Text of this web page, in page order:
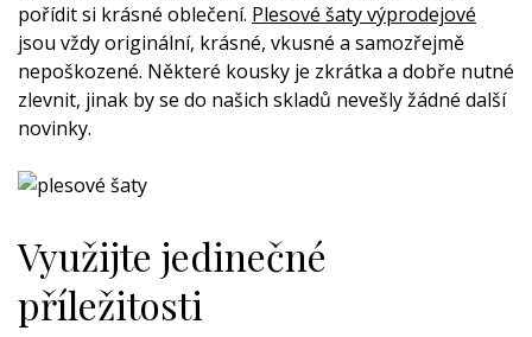
pořídit si krásné oblečení. Plesové šaty výprodejové
jsou vždy originální, krásné, vkusné a samozřejmě
nepoškozené. Některé kousky je zkrátka a dobře nutné
zlevnit, jinak by se do našich skladů nevešly žádné další
novinky.
Využijte jedinečné
příležitosti